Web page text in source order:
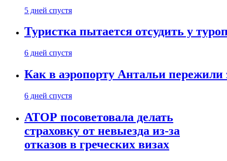
5 дней спустя
Туристка пытается отсудить у
6 дней спустя
Как в аэропорту Антальи
6 дней спустя
АТОР посоветовала делать
страховку от невыезда из-за
отказов в греческих визах